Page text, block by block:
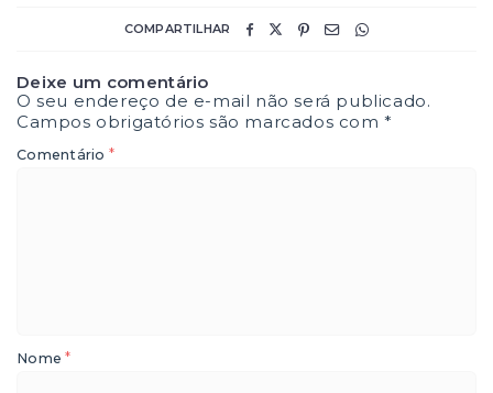
COMPARTILHAR
Deixe um comentário
O seu endereço de e-mail não será publicado.
Campos obrigatórios são marcados com*
Comentário *
Nome*